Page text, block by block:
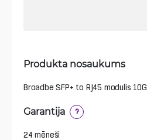
Produkta nosaukums
Broadbe SFP+ to RJ45 modulis 10G
Garantija ?
24 mēneši